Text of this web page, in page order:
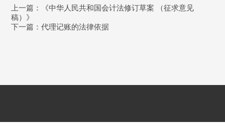
上一篇：
《中华人民共和国会计法修订草案 （征求意见
稿）》
下一篇：代理记账的法律依据